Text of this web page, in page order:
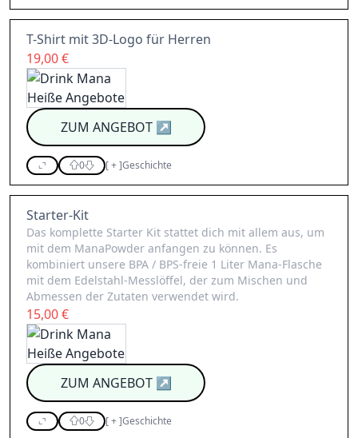
T-Shirt mit 3D-Logo für Herren
19,00 €
ZUM ANGEBOT↗
0 [+]Geschichte
Starter-Kit
Das komplette Starter Kit stattet dich mit allem aus, um
mit dem ManaPowder anfangen zu können. Es
kombiniert unsere BPA / BPS-freie 1 Liter Mana-Flasche
mit dem Edelstahl-Messlöffel, der zum Mischen und
Abmessen der Zutaten verwendet wird.
15,00 €
ZUM ANGEBOT↗
0 [+]Geschichte